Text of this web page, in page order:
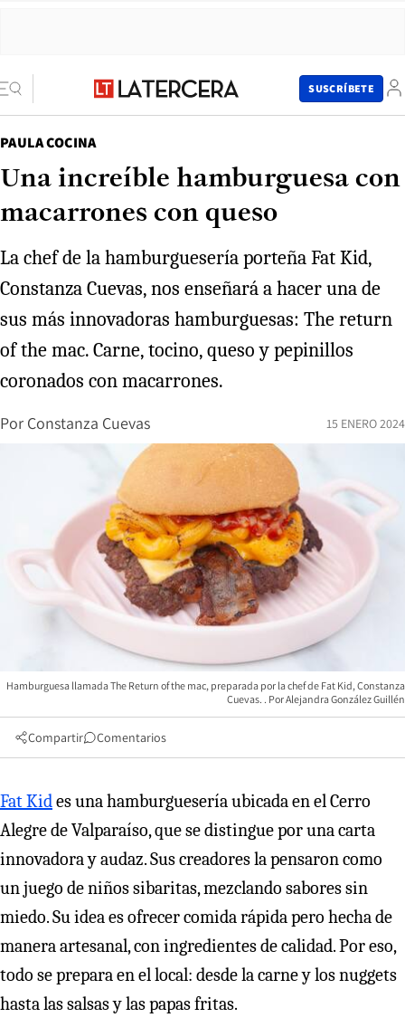
SUSCRÍBETE
PAULA COCINA
Una increíble hamburguesa con
macarrones con queso
La chef de la hamburguesería porteña Fat Kid,
Constanza Cuevas, nos enseñará a hacer una de
sus más innovadoras hamburguesas: The return
of the mac. Carne, tocino, queso y pepinillos
coronados con macarrones.
Por Constanza Cuevas 15 ENERO 2024
Hamburguesa llamada The Return of the mac, preparada por la chef de Fat Kid, Constanza
Cuevas.
Alejandra González Guillén
Compartir Comentarios
Fat Kides una hamburguesería ubicada en el Cerro
Alegre de Valparaíso, que se distingue por una carta
innovadora y audaz. Sus creadores la pensaron como
un juego de niños sibaritas, mezclando sabores sin
miedo. Su idea es ofrecer comida rápida pero hecha de
manera artesanal, con ingredientes de calidad. Por eso,
todo se prepara en el local: desde la carne y los nuggets
hasta las salsas y las papas fritas.